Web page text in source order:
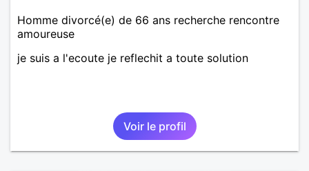
Homme divorcé(e) de 66 ans recherche rencontre
amoureuse
je suis a l'ecoute je reflechit a toute solution
Voir le profil